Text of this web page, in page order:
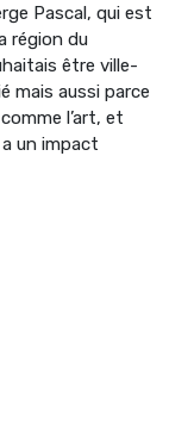
Pascal, qui est
région du
être ville-
mais aussi parce
l’art, et
un impact